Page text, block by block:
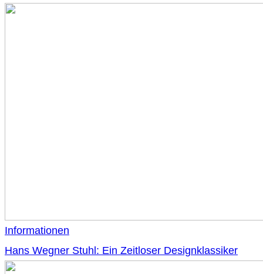
Informationen
Hans Wegner Stuhl: Ein Zeitloser Designklassiker